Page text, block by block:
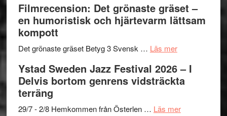
nya
titlar
årets
Shahab
Mehrabi
Filmstadens
stipendium
Filmrecension: Det grönaste gräset –
en humoristisk och hjärtevarm lättsam
kompott
Det grönaste gräset Betyg 3 Svensk … Läs merom
Det
grönaste
–
Ystad Sweden Jazz Festival 2026 – I
Delvis bortom genrens vidsträckta
terräng
29/7 - 2/8 Hemkommen från Österlen … Läs merom